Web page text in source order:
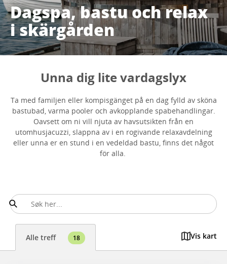
Dagspa, bastu och relax
i skärgården
Unna dig lite vardagslyx
Ta med familjen eller kompisgänget på en dag fylld av sköna
bastubad, varma pooler och avkopplande spabehandlingar.
Oavsett om ni vill njuta av havsutsikten från en
utomhusjacuzzi, slappna av i en rogivande relaxavdelning
eller unna er en stund i en vedeldad bastu, finns det något
för alla.
Alle treff 18 Vis kart